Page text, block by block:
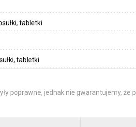
tabletki
tabletki
poprawne, jednak nie gwarantujemy,